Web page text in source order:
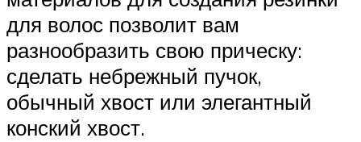
для волос позволит вам
разнообразить свою прическу:
сделать небрежный пучок,
обычный хвост или элегантный
конский хвост.